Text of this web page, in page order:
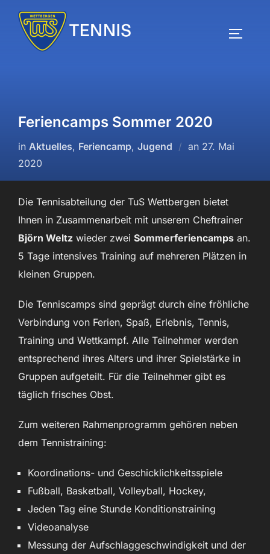
Inhalt
springen
Feriencamps Sommer 2020
in Aktuelles, Feriencamp, Jugend an Veröffentlicht
27. Mai
2020
Die Tennisabteilung der TuS Wettbergen bietet
Ihnen in Zusammenarbeit mit unserem Cheftrainer
Björn Weltz wieder zwei Sommerferiencamps an.
5 Tage intensives Training auf mehreren Plätzen in
kleinen Gruppen.
Die Tenniscamps sind geprägt durch eine fröhliche
Verbindung von Ferien, Spaß, Erlebnis, Tennis,
Training und Wettkampf. Alle Teilnehmer werden
entsprechend ihres Alters und ihrer Spielstärke in
Gruppen aufgeteilt. Für die Teilnehmer gibt es
täglich frisches Obst.
Zum weiteren Rahmenprogramm gehören neben
dem Tennistraining:
Koordinations- und Geschicklichkeitsspiele
Fußball, Basketball, Volleyball, Hockey,
Jeden Tag eine Stunde Konditionstraining
Videoanalyse
Messung der Aufschlaggeschwindigkeit und der